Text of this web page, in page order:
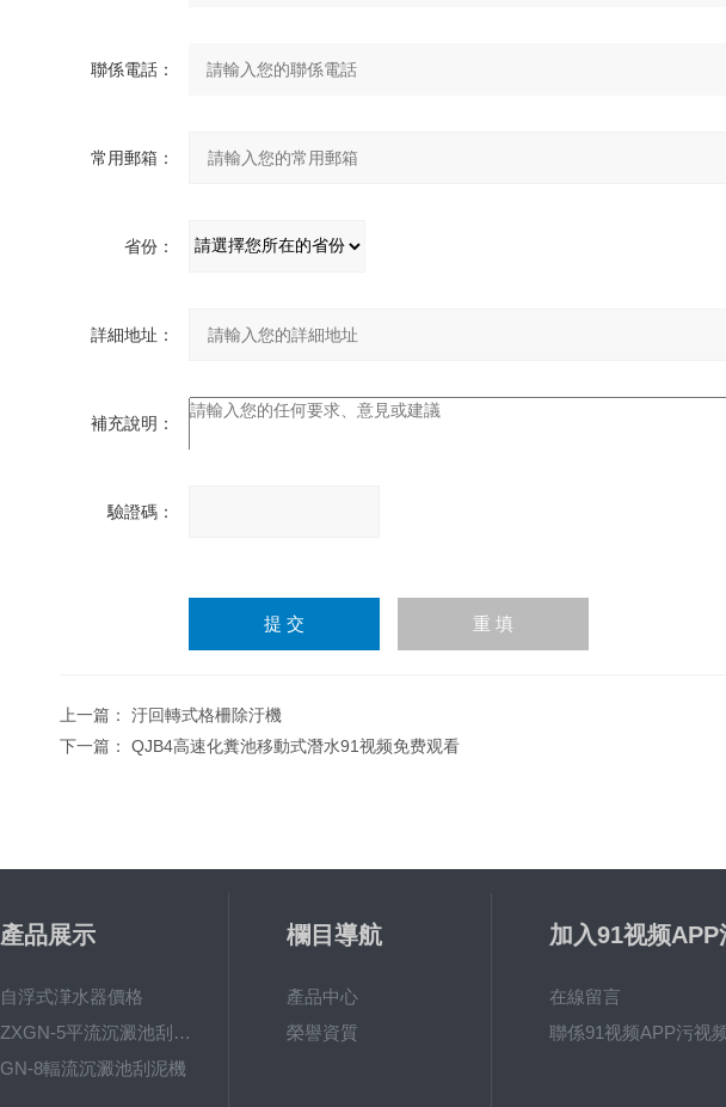
聯係電話：
常用郵箱：
省份：
詳細地址：
補充說明：
驗證碼：
入
計算結果（填寫阿拉伯數
字），如：三加四=7
上一篇： 汙回轉式格柵除汙機
下一篇： QJB4高速化糞池移動式潛水91视频免费观看
產品展示
自浮式潷水器價格
ZXGN-5平流沉澱池刮泥機
GN-8輻流沉澱池刮泥機
欄目導航
產品中心
榮譽資質
加入91视频APP
在線留言
聯係91视频APP污视